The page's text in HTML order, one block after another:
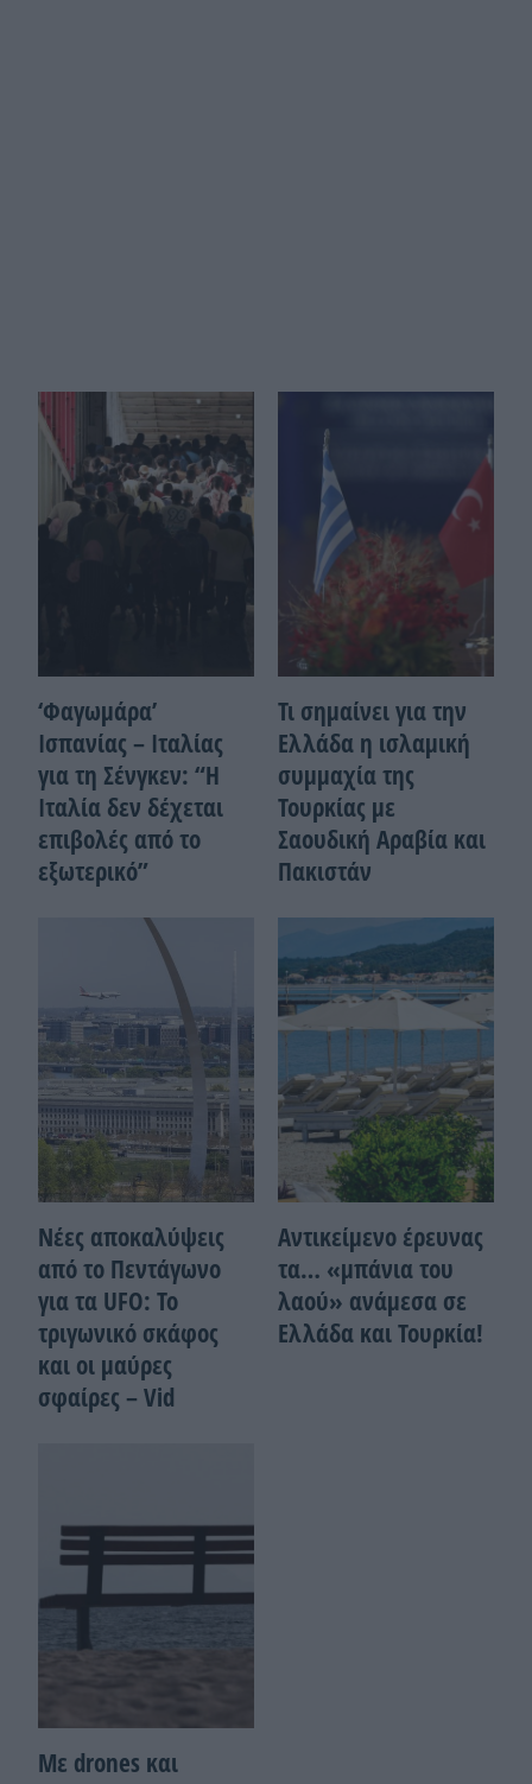
‘Φαγωμάρα’
Ισπανίας – Ιταλίας
για τη Σένγκεν: “Η
Ιταλία δεν δέχεται
επιβολές από το
εξωτερικό”
Τι σημαίνει για την
Ελλάδα η ισλαμική
συμμαχία της
Τουρκίας με
Σαουδική Αραβία και
Πακιστάν
Νέες αποκαλύψεις
από το Πεντάγωνο
για τα UFO: Το
τριγωνικό σκάφος
και οι μαύρες
σφαίρες – Vid
Αντικείμενο έρευνας
τα… «μπάνια του
λαού» ανάμεσα σε
Ελλάδα και Τουρκία!
Με drones και